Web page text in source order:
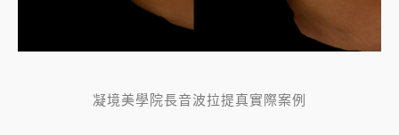
凝境美學院長音波拉提真實際案例